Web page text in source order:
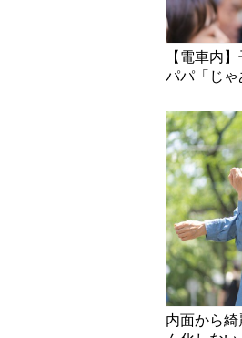
【電車内
パパ「じゃ
内面から